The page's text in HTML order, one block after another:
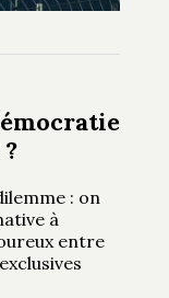
: on
à
entre